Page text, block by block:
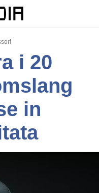
i 20
in